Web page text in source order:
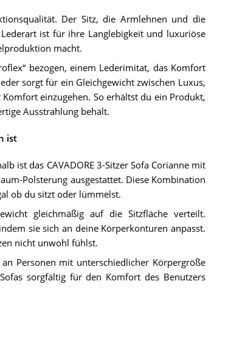
Der Sitz, die Armlehnen und die
ist für ihre Langlebigkeit und luxuriöse
macht.
bezogen, einem Lederimitat, das Komfort
sorgt für ein Gleichgewicht zwischen Luxus,
einzugehen. So erhältst du ein Produkt,
Ausstrahlung behält.
ist
ist das CAVADORE 3-Sitzer Sofa Corianne mit
Polsterung ausgestattet. Diese Kombination
ob du sitzt oder lümmelst.
gleichmäßig auf die Sitzfläche verteilt.
sie sich an deine Körperkonturen anpasst.
nicht unwohl fühlst.
Personen mit unterschiedlicher Körpergröße
sorgfältig für den Komfort des Benutzers